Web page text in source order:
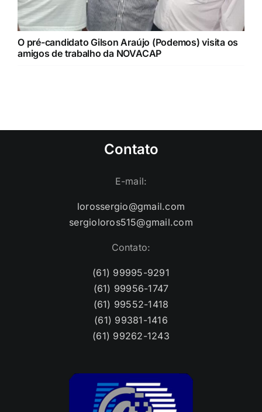
O pré-candidato Gilson Araújo (Podemos) visita os
amigos de trabalho da NOVACAP
Contato
E-mail:
lorossergio@gmail.com
sergioloros515@gmail.com
Contato:
(61) 99995-9291
(61) 99956-1747
(61) 99552-1418
(61) 99381-1416
(61) 99262-1243